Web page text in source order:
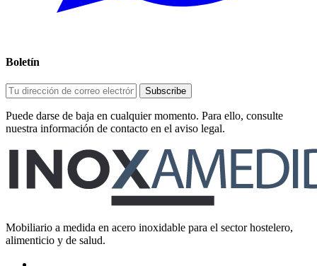
Boletín
Puede darse de baja en cualquier momento. Para ello, consulte
nuestra información de contacto en el aviso legal.
Mobiliario a medida en acero inoxidable para el sector hostelero,
alimenticio y de salud.